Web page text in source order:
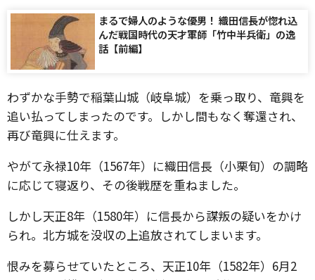
まるで婦人のような優男！ 織田信長が惚れ込
んだ戦国時代の天才軍師「竹中半兵衛」の逸
話【前編】
わずかな手勢で稲葉山城（岐阜城）を乗っ取り、竜興を
追い払ってしまったのです。しかし間もなく奪還され、
再び竜興に仕えます。
やがて永禄10年（1567年）に織田信長（小栗旬）の調略
に応じて寝返り、その後戦歴を重ねました。
しかし天正8年（1580年）に信長から謀叛の疑いをかけ
られ。北方城を没収の上追放されてしまいます。
恨みを募らせていたところ、天正10年（1582年）6月2